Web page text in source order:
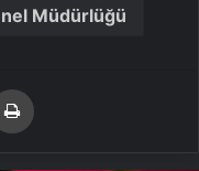
Müdürlüğü
paylaş